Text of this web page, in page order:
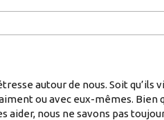
autour de nous. Soit qu’ils
ou avec eux-mêmes. Bien
aider, nous ne savons pas